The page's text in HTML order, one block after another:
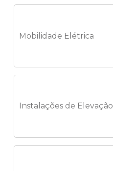
Mobilidade Elétrica
Instalações de Elevação